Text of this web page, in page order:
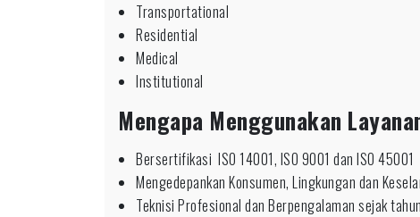
Transportational
Residential
Medical
Institutional
Mengapa Menggunakan
Bersertifikasi ISO 14001, ISO 9001 dan ISO 45001
Mengedepankan Konsumen, Lingkungan dan
Teknisi Profesional dan Berpengalaman sejak